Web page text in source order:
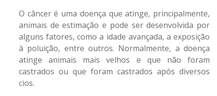
O câncer é uma doença que atinge, principalmente,
animais de estimação e pode ser desenvolvida por
alguns fatores, como a idade avançada, a exposição
à poluição, entre outros. Normalmente, a doença
atinge animais mais velhos e que não foram
castrados ou que foram castrados após diversos
cios.